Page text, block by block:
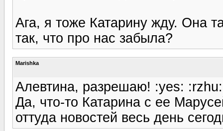
Ага, я тоже Катарину жду. Она
так, что про нас забыла?
Marishka
Алевтина, разрешаю! :yes: :rzhu:
Да, что-то Катарина с ее
оттуда новостей весь день